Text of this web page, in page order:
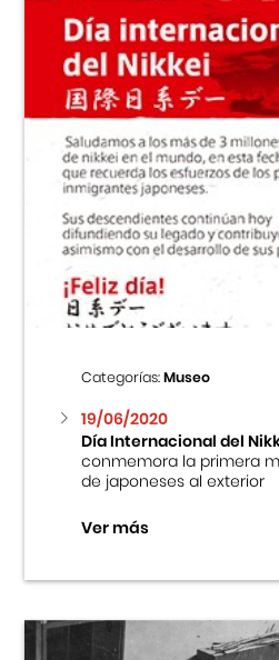
Categorías:Museo
19/06/2020
Día Internacional del
conmemora la primera
de japoneses al exterior
Ver más